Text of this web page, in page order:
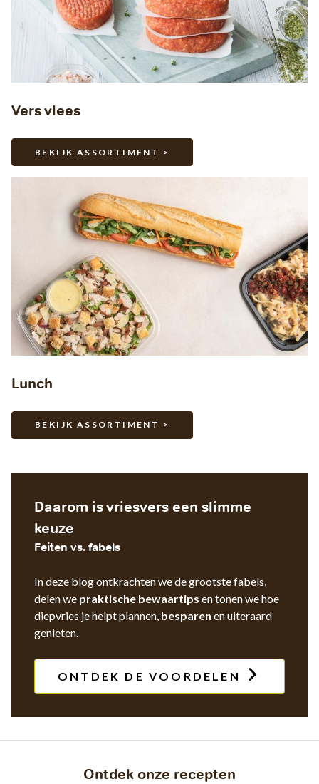
Vers vlees
BEKIJK ASSORTIMENT >
Lunch
BEKIJK ASSORTIMENT >
Daarom is vriesvers een slimme
keuze
Feiten vs. fabels
In deze blog ontkrachten we de grootste fabels,
delen we praktische bewaartips en tonen we hoe
diepvries je helpt plannen, besparen en uiteraard
genieten.
ONTDEK DE VOORDELEN
Ontdek onze recepten